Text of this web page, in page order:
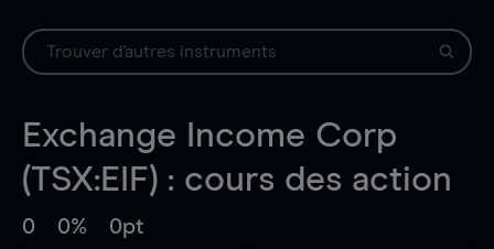
Exchange Income Corp
(TSX:EIF) : cours des action
0 0% 0pt